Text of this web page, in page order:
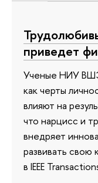
приведет
Ученые НИУ
как черты
влияют на
что нарцисс и
внедряет
развивать свою
в IEEE